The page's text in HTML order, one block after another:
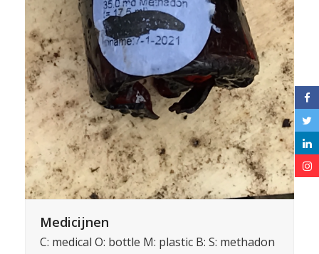
Medicijnen
C: medical O: bottle M: plastic B: S: methadon